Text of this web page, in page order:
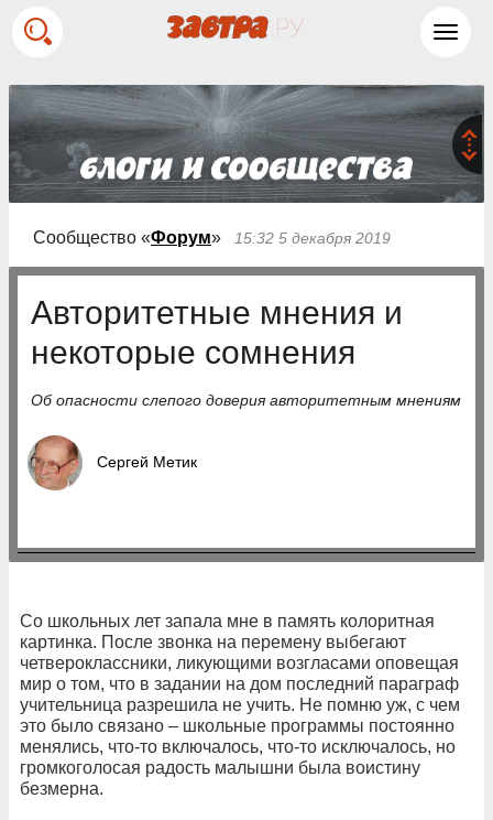
Сообщество «Форум» 15:32 5 декабря 2019
Авторитетные мнения и
некоторые сомнения
Об опасности слепого доверия авторитетным мнениям
Сергей Метик
Со школьных лет запала мне в память колоритная
картинка. После звонка на перемену выбегают
четвероклассники, ликующими возгласами оповещая
мир о том, что в задании на дом последний параграф
учительница разрешила не учить. Не помню уж, с чем
это было связано – школьные программы постоянно
менялись, что-то включалось, что-то исключалось, но
громкоголосая радость малышни была воистину
безмерна.